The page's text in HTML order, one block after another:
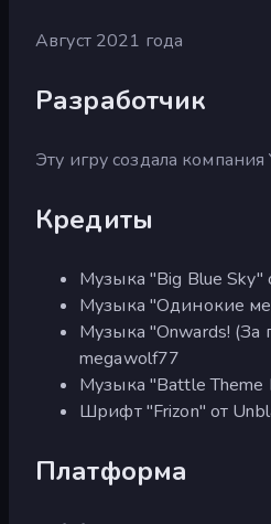
Август 2021 года
Разработчик
Эту игру создала компания
Кредиты
Музыка "Big Blue Sky"
Музыка "Одинокие
Музыка "Onwards!
megawolf77
Музыка "Battle Theme
Шрифт "Frizon" от
Платформа